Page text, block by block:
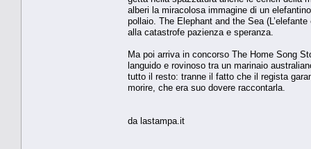
alberi la miracolosa immagine di un
pollaio. The Elephant and the Sea
alla catastrofe pazienza e speranza.
Ma poi arriva in concorso The Home Song
languido e rovinoso tra un marinaio
tutto il resto: tranne il fatto che il regista
morire, che era suo dovere raccontarla.
da lastampa.it